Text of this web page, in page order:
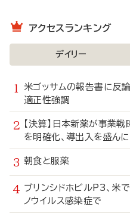
アクセスランキング
デイリー
米ゴッサムの報告書に反
適正性強調
【決算】日本新薬が事
を明確化、導出入を盛んに
朝食と服薬
ブリンシドホビルP3、米
ノウイルス感染症で